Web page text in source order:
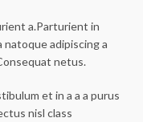
a.Parturient in
adipiscing a
netus.
et in a a a purus
nisl class